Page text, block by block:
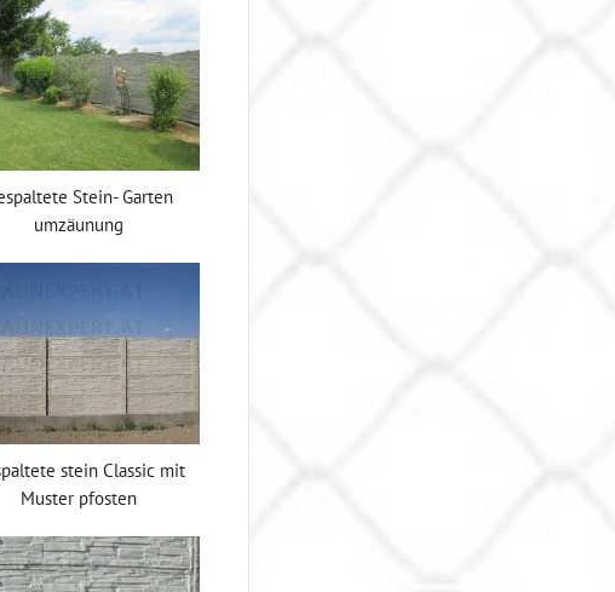
Stein- Garten
umzäunung
stein Classic mit
Muster pfosten